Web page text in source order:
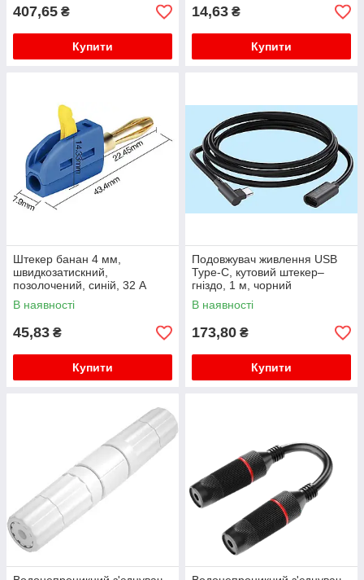
407,65 ₴
Купити
14,63 ₴
Купити
Штекер банан 4 мм,
швидкозатискний,
позолочений, синій, 32 А
В наявності
45,83 ₴
Купити
Подовжувач живлення USB
Type-C, кутовий штекер–
гніздо, 1 м, чорний
В наявності
173,80 ₴
Купити